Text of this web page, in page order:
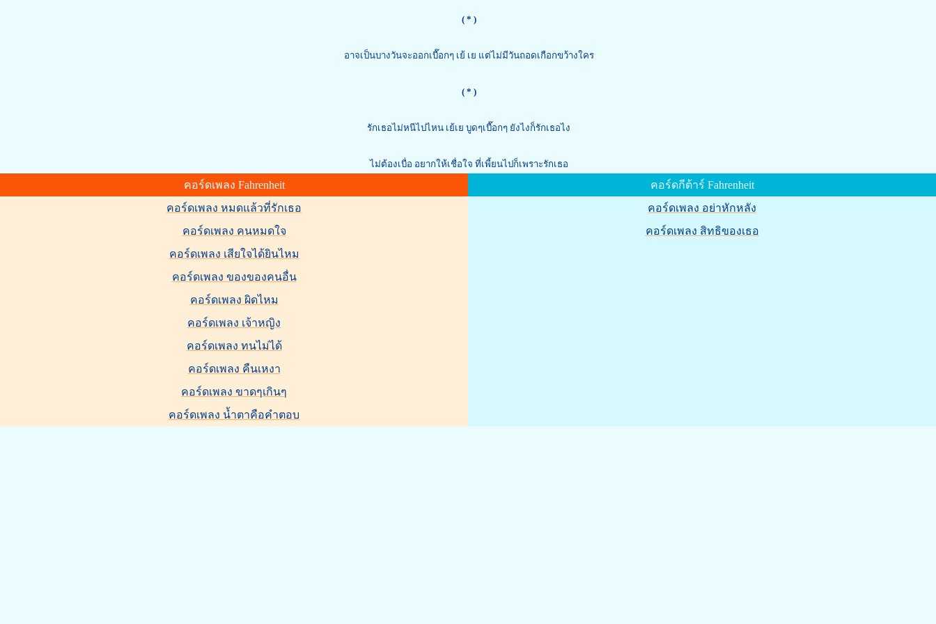
( * )
อาจเป็นบางวันจะออกเบื๊อกๆ เย้ เย แต่ไม่มีวันถอดเกือกขว้างใคร
( * )
รักเธอไม่หนีไปไหน เย้เย บูดๆเบื๊อกๆ ยังไงก็รักเธอไง
ไม่ต้องเบื่อ อยากให้เชื่อใจ ที่เพี้ยนไปก็เพราะรักเธอ
คอร์ดเพลง Fahrenheit
คอร์ดเพลง หมดแล้วที่รักเธอ
คอร์ดเพลง คนหมดใจ
คอร์ดเพลง เสียใจได้ยินไหม
คอร์ดเพลง ของของคนอื่น
คอร์ดเพลง ผิดไหม
คอร์ดเพลง เจ้าหญิง
คอร์ดเพลง ทนไม่ได้
คอร์ดเพลง คืนเหงา
คอร์ดเพลง ขาดๆเกินๆ
คอร์ดเพลง น้ำตาคือคำตอบ
คอร์ดกีต้าร์ Fahrenheit
คอร์ดเพลง อย่าหักหลัง
คอร์ดเพลง สิทธิของเธอ